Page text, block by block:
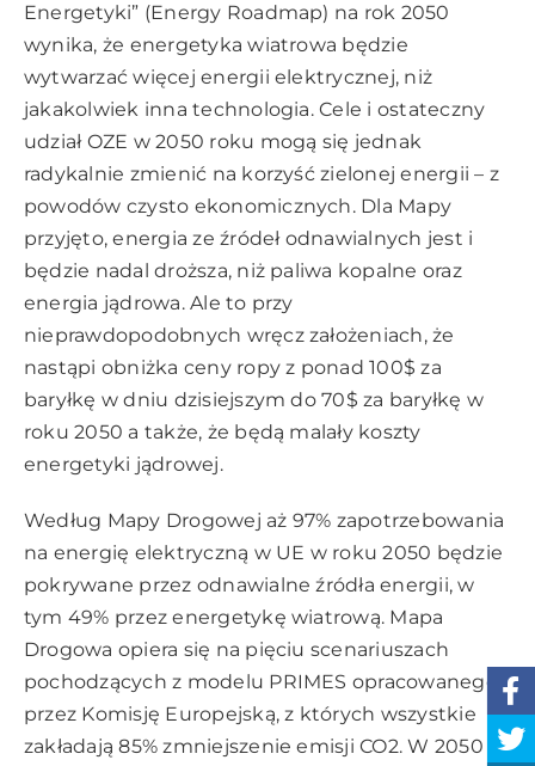
Energetyki” (Energy Roadmap) na rok 2050
wynika, że energetyka wiatrowa będzie
wytwarzać więcej energii elektrycznej, niż
jakakolwiek inna technologia. Cele i ostateczny
udział OZE w 2050 roku mogą się jednak
radykalnie zmienić na korzyść zielonej energii – z
powodów czysto ekonomicznych. Dla Mapy
przyjęto, energia ze źródeł odnawialnych jest i
będzie nadal droższa, niż paliwa kopalne oraz
energia jądrowa. Ale to przy
nieprawdopodobnych wręcz założeniach, że
nastąpi obniżka ceny ropy z ponad 100$ za
baryłkę w dniu dzisiejszym do 70$ za baryłkę w
roku 2050 a także, że będą malały koszty
energetyki jądrowej.
Według Mapy Drogowej aż 97% zapotrzebowania
na energię elektryczną w UE w roku 2050 będzie
pokrywane przez odnawialne źródła energii, w
tym 49% przez energetykę wiatrową. Mapa
Drogowa opiera się na pięciu scenariuszach
pochodzących z modelu PRIMES opracowanego
przez Komisję Europejską, z których wszystkie
zakładają 85% zmniejszenie emisji CO2. W 2050